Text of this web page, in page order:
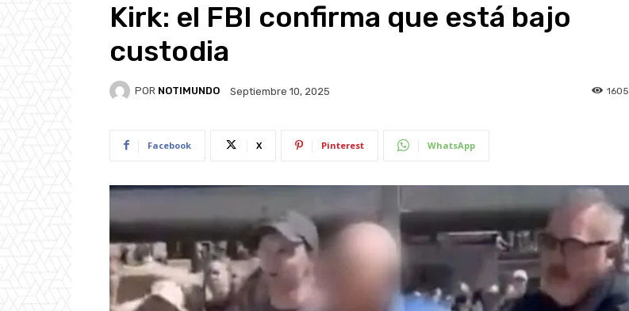
Kirk: el FBI confirma que está bajo
custodia
POR NOTIMUNDO Septiembre 10, 2025 1605
Facebook X Pinterest WhatsApp